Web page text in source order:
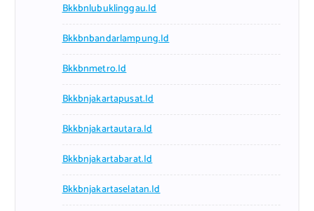
Bkkbnlubuklinggau.id
Bkkbnbandarlampung.id
Bkkbnmetro.id
Bkkbnjakartapusat.id
Bkkbnjakartautara.id
Bkkbnjakartabarat.id
Bkkbnjakartaselatan.id